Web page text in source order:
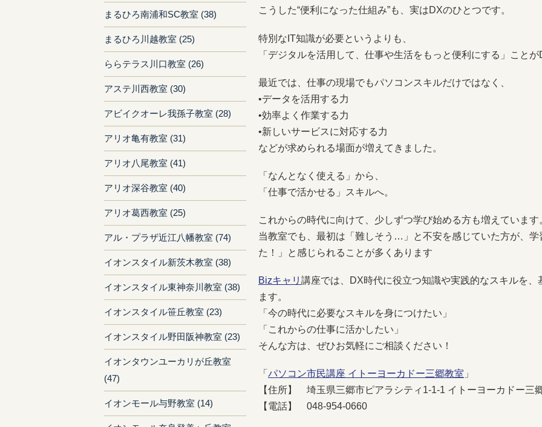
こうした“便利になった仕組み”も、実はDXのひとつです。
特別なIT知識が必要というよりも、
「デジタルを活用して、仕事や生活をもっと便利にする」こと
最近では、仕事の現場でもパソコンスキルだけではなく、
•データを活用する力
•効率よく作業する力
•新しいサービスに対応する力
などが求められる場面が増えてきました。
「なんとなく使える」から、
「仕事で活かせる」スキルへ。
これからの時代に向けて、少しずつ学び始める方も増えています
当教室でも、最初は「難しそう…」と不安を感じていた方が、
た！」と感じられることが多くあります
Bizキャリ 講座では、DX時代に役立つ知識や実践的なスキルを
ます。
「今の時代に必要なスキルを身につけたい」
「これからの仕事に活かしたい」
そんな方は、ぜひお気軽にご相談ください！
「 パソコン市民講座 イトーヨーカドー三郷教室 」
【住所】 埼玉県三郷市ピアラシティ1-1-1 イトーヨーカドー
【電話】 048-954-0660
まるひろ南浦和SC教室 (38)
まるひろ川越教室 (25)
ららテラス川口教室 (26)
アステ川西教室 (30)
アビイクオーレ我孫子教室 (28)
アリオ亀有教室 (31)
アリオ八尾教室 (41)
アリオ深谷教室 (40)
アリオ葛西教室 (25)
アル・プラザ近江八幡教室 (74)
イオンスタイル新茨木教室 (38)
イオンスタイル東神奈川教室 (38)
イオンスタイル笹丘教室 (23)
イオンスタイル野田阪神教室 (23)
イオンタウンユーカリが丘教室
(47)
イオンモール与野教室 (14)